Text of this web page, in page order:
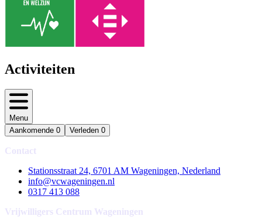
Activiteiten
Menu
Aankomende 0 Verleden 0
Contact
Stationsstraat 24, 6701 AM Wageningen, Nederland
info@vcwageningen.nl
0317 413 088
Vrijwilligers Centrum Wageningen